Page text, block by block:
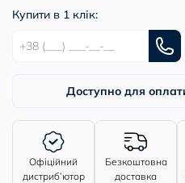
Купити в 1 клік:
Доступно для
Офіційний
дистриб’ютор
Безкоштовна
доставка